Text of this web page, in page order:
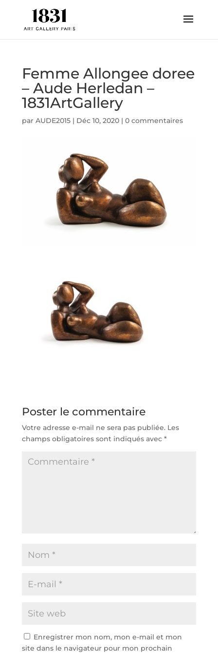
Femme Allongee doree
– Aude Herledan –
1831ArtGallery
par AUDE2015| Déc 10, 2020| 0 commentaires
Poster le commentaire
Votre adresse e-mail ne sera pas publiée. Les
champs obligatoires sont indiqués avec *
Enregistrer mon nom, mon e-mail et mon
site dans le navigateur pour mon prochain